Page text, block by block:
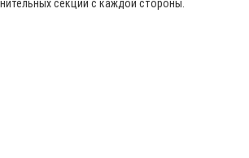
секций с каждой стороны.